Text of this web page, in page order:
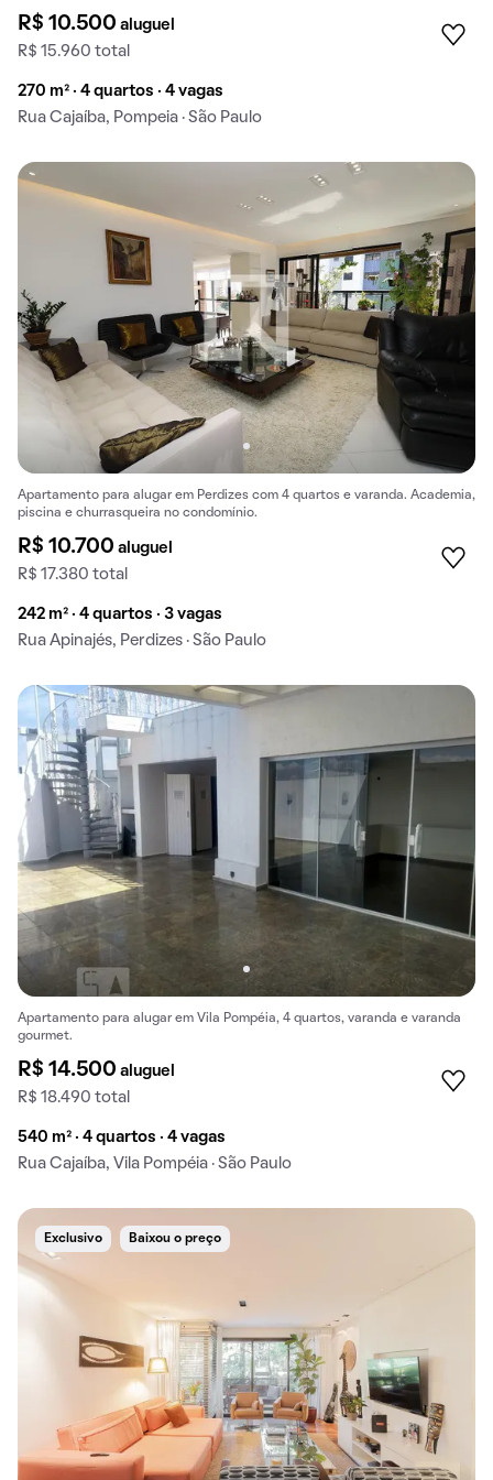
R$ 10.500aluguel
R$ 15.960 total
270 m² · 4 quartos · 4 vagas
Rua Cajaíba, Pompeia · São Paulo
Apartamento para alugar em Perdizes com 4 quartos e varanda. Academia,
piscina e churrasqueira no condomínio.
R$ 10.700aluguel
R$ 17.380 total
242 m² · 4 quartos · 3 vagas
Rua Apinajés, Perdizes · São Paulo
Apartamento para alugar em Vila Pompéia, 4 quartos, varanda e varanda
gourmet.
R$ 14.500aluguel
R$ 18.490 total
540 m² · 4 quartos · 4 vagas
Rua Cajaíba, Vila Pompéia · São Paulo
Exclusivo Baixou o preço